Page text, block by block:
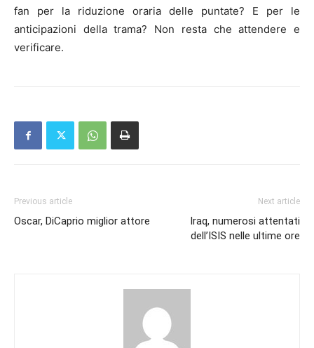
fan per la riduzione oraria delle puntate? E per le
anticipazioni della trama? Non resta che attendere e
verificare.
Previous article
Oscar, DiCaprio miglior attore
Next article
Iraq, numerosi attentati
dell’ISIS nelle ultime ore